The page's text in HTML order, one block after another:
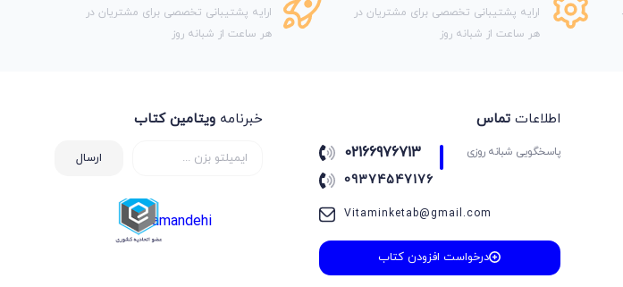
ارایه پشتیبانی تخصصی برای مشتریان در
هر ساعت از شبانه روز
ارایه پشتیبانی تخصصی برای مشتریان در
هر ساعت از شبانه روز
اطلاعات تماس
پاسخگویی شبانه روزی 02166976713
09374547176
Vitaminketab@gmail.com
درخواست افزودن کتاب
خبرنامهویتامین کتاب
ارسال
samandehi